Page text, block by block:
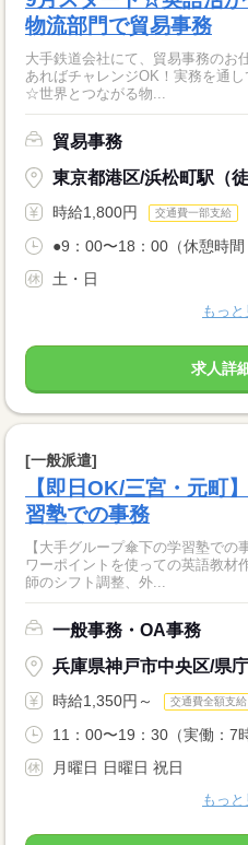
物流部門で貿易事務
大手鉄道会社にて、貿易事務のお
あればチャレンジOK！実務を通
☆世界とつながる物...
貿易事務
東京都港区/浜松町駅（徒
時給1,800円 交通費一部支給
●9：00〜18：00（休憩時間
土・日
もっと
求人詳
[一般派遣]
【即日OK/三宮・元町
習塾での事務
【大手グループ傘下の学習塾で
ワーポイントを使っての英語教材
師のシフト調整、外...
一般事務・OA事務
兵庫県神戸市中央区/県
時給1,350円～ 交通費全額支給
11：00〜19：30（実働：7
月曜日 日曜日 祝日
もっと